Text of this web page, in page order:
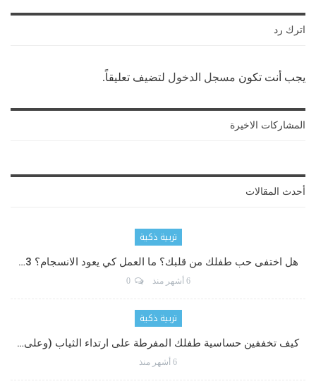
اترك رد
يجب أنت تكون مسجل الدخول لتضيف تعليقاً.
المشاركات الاخيرة
أحدث المقالات
تربية ذكية
هل اختفى حب طفلك من قلبك؟ ما العمل كي يعود الانسجام؟ 3…
6 أشهر منذ 0
تربية ذكية
كيف تخففين حساسية طفلك المفرطة على ارتداء الثياب (وعلى…
6 أشهر منذ